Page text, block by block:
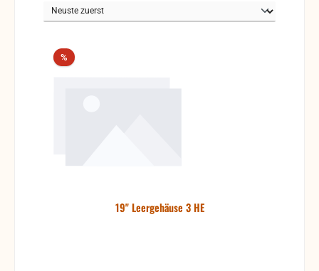
%Rabatt
19" Leergehäuse 3 HE